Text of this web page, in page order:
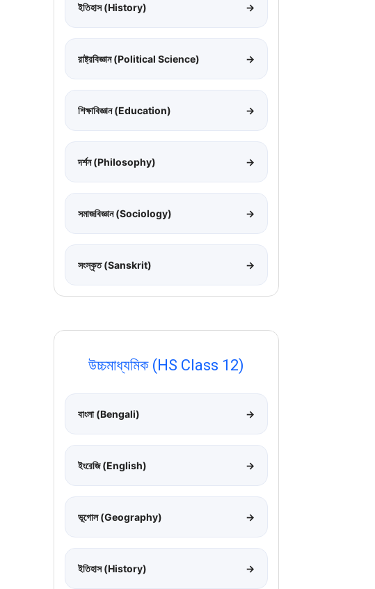
ইতিহাস (History) →
রাষ্ট্রবিজ্ঞান (Political Science) →
শিক্ষাবিজ্ঞান (Education) →
দর্শন (Philosophy) →
সমাজবিজ্ঞান (Sociology) →
সংস্কৃত (Sanskrit) →
উচ্চমাধ্যমিক (HS Class 12)
বাংলা (Bengali) →
ইংরেজি (English) →
ভূগোল (Geography) →
ইতিহাস (History) →